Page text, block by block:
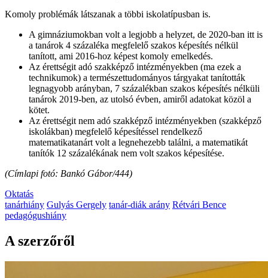
Komoly problémák látszanak a többi iskolatípusban is.
A gimnáziumokban volt a legjobb a helyzet, de 2020-ban itt is
a tanárok 4 százaléka megfelelő szakos képesítés nélkül
tanított, ami 2016-hoz képest komoly emelkedés.
Az érettségit adó szakképző intézményekben (ma ezek a
technikumok) a természettudományos tárgyakat tanították
legnagyobb arányban, 7 százalékban szakos képesítés nélküli
tanárok 2019-ben, az utolsó évben, amiről adatokat közöl a
kötet.
Az érettségit nem adó szakképző intézményekben (szakképző
iskolákban) megfelelő képesítéssel rendelkező
matematikatanárt volt a legnehezebb találni, a matematikát
tanítók 12 százalékának nem volt szakos képesítése.
(Címlapi fotó: Bankó Gábor/444)
Oktatás
tanárhiány Gulyás Gergely tanár-diák arány Rétvári Bence
pedagógushiány
A szerzőről